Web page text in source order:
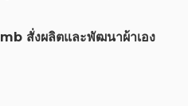
สั่งผลิตและพัฒนาผ้าเอง